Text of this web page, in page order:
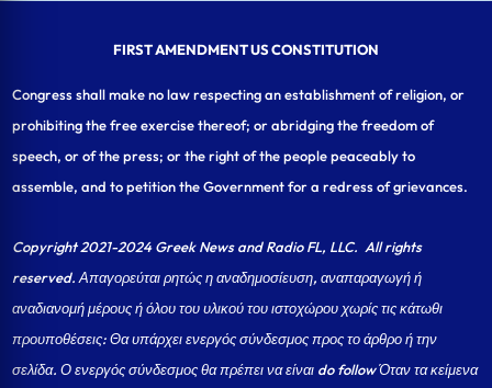
FIRST AMENDMENT US CONSTITUTION
Congress shall make no law respecting an establishment of religion, or
prohibiting the free exercise thereof; or abridging the freedom of
speech, or of the press; or the right of the people peaceably to
assemble, and to petition the Government for a redress of grievances.
Copyright 2021-2024 Greek News and Radio FL, LLC. All rights
reserved. Απαγορεύται ρητώς η αναδημοσίευση, αναπαραγωγή ή
αναδιανομή μέρους ή όλου του υλικού του ιστοχώρου χωρίς τις κάτωθι
προυποθέσεις: Θα υπάρχει ενεργός σύνδεσμος προς το άρθρο ή την
σελίδα.Ο ενεργός σύνδεσμος θα πρέπει να είναι do follow Όταν τα κείμενα